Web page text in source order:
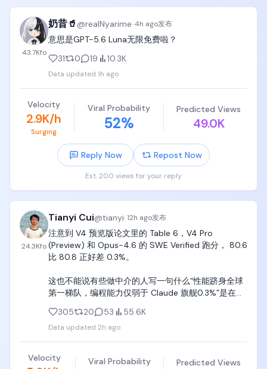
43.7Kfo
奶昔🥤@realNyarime·4h ago发布
意思是GPT-5.6 Luna无限免费啦？
31
0 19 10.3K
Data updated 1h ago
Velocity
2.9K/h
Surging
Viral Probability
52%
Predicted Views
49.0K
Reply Now Repost Now
Est. 200 views for your reply
24.3Kfo
Tianyi Cui@tianyi·12h ago发布
注意到 V4 预览版论文里的 Table 6，V4 Pro
(Preview) 和 Opus-4.6 的 SWE Verified 跑分， 80.6
比 80.8 正好差 0.3%。
这也不能说有些做中介的人写一句什么“性能跻身全球
第一梯队，编程能力仅弱于 Claude 旗舰0.3%”是在纯
305 20 53 55.6K
Data updated 2h ago
Velocity Viral Probability Predicted Views